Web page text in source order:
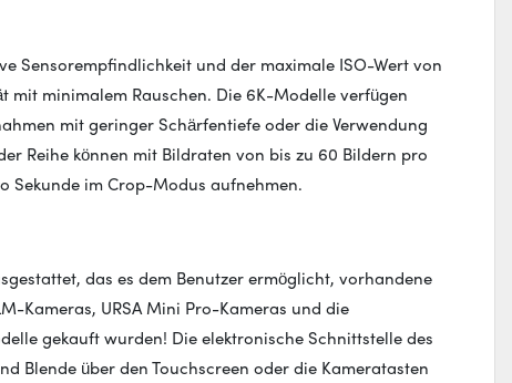
Sensorempfindlichkeit und der maximale ISO-Wert von
mit minimalem Rauschen. Die 6K-Modelle verfügen
mit geringer Schärfentiefe oder die Verwendung
Reihe können mit Bildraten von bis zu 60 Bildern pro
Sekunde im Crop-Modus aufnehmen.
das es dem Benutzer ermöglicht, vorhandene
Kameras, URSA Mini Pro-Kameras und die
gekauft wurden! Die elektronische Schnittstelle des
Blende über den Touchscreen oder die Kameratasten